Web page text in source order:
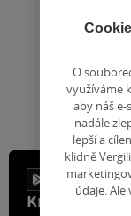
Knihy,
O
využíváme
aby náš
nadále
lepší a
klidně
údaje. Ale